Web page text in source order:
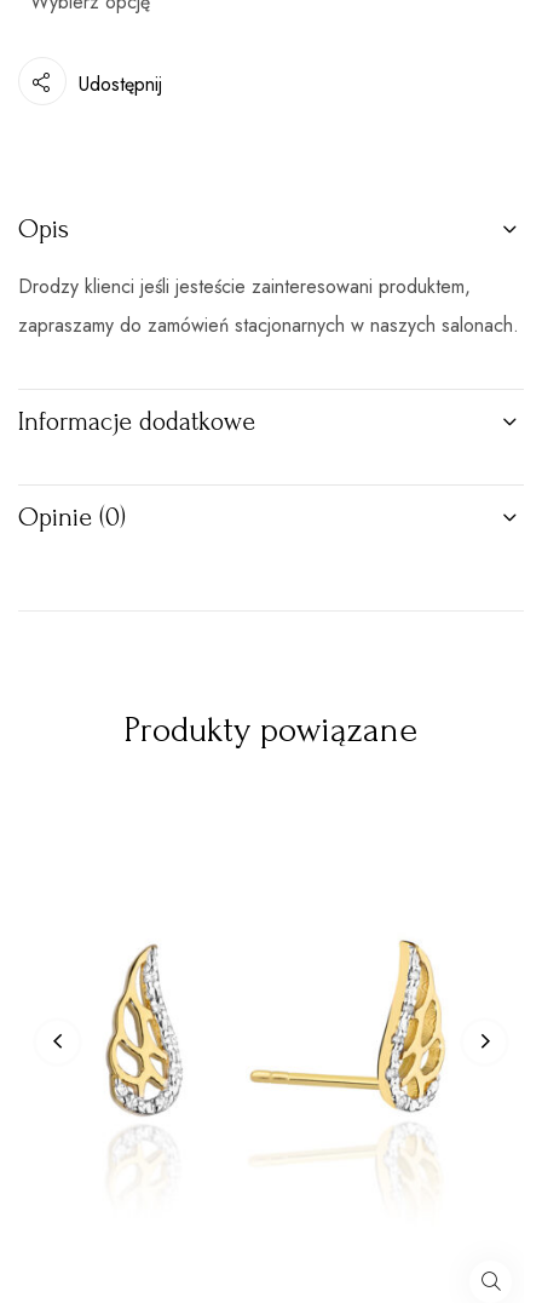
Udostępnij
Opis
Drodzy klienci jeśli jesteście zainteresowani produktem,
zapraszamy do zamówień stacjonarnych w naszych salonach.
Informacje dodatkowe
Opinie (0)
Produkty powiązane